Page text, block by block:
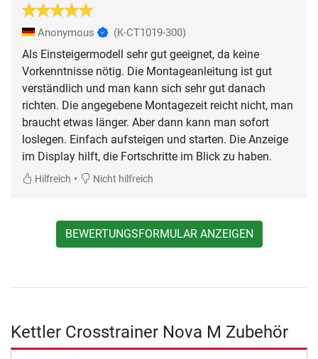
Anonymous (K-CT1019-300)
Als Einsteigermodell sehr gut geeignet, da keine
Vorkenntnisse nötig. Die Montageanleitung ist gut
verständlich und man kann sich sehr gut danach
richten. Die angegebene Montagezeit reicht nicht, man
braucht etwas länger. Aber dann kann man sofort
loslegen. Einfach aufsteigen und starten. Die Anzeige
im Display hilft, die Fortschritte im Blick zu haben.
Hilfreich • Nicht hilfreich
BEWERTUNGSFORMULAR ANZEIGEN
Kettler Crosstrainer Nova M Zubehör